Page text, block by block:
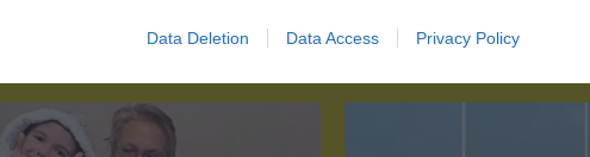
Data Deletion Data Access Privacy Policy